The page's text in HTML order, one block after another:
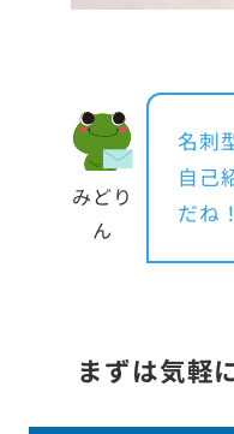
みどり
ん
名刺
自己
だね！
まずは気軽